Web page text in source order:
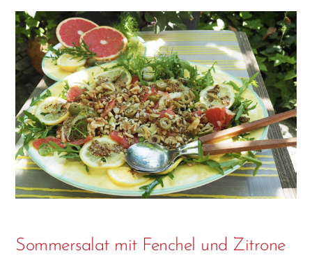
Sommersalat mit Fenchel und Zitrone